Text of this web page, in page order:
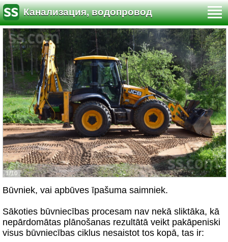
Канализация, водопровод
1/10
Būvniek, vai apbūves īpašuma saimniek.
Sākoties būvniecības procesam nav nekā sliktāka, kā
nepārdomātas plānošanas rezultātā veikt pakāpeniski
visus būvniecības ciklus nesaistot tos kopā, tas ir: